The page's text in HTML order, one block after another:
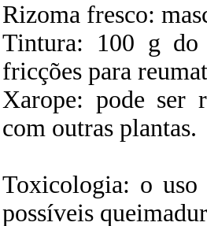
Rizoma fresco:
Tintura: 100 g
fricções para
Xarope: pode ser
com outras plantas.
Toxicologia: o uso
possíveis